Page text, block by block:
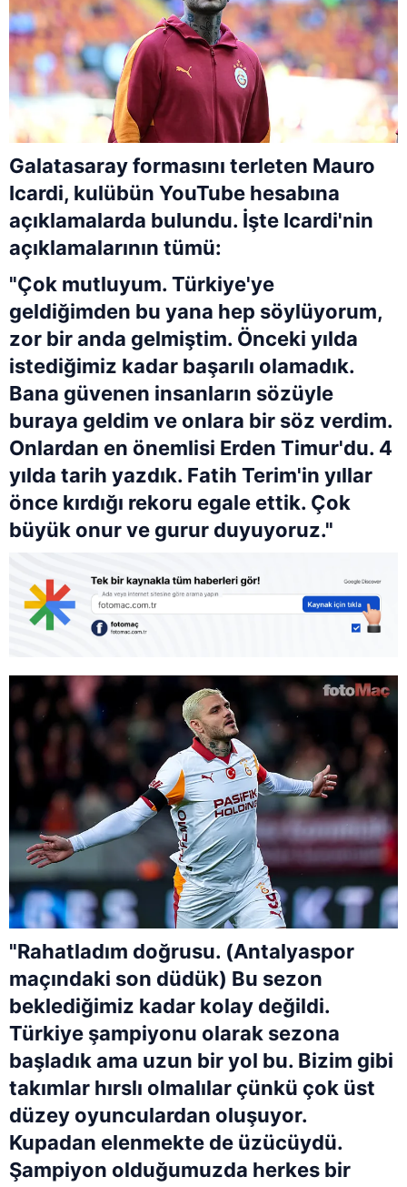
Galatasaray formasını terleten Mauro
Icardi, kulübün YouTube hesabına
açıklamalarda bulundu. İşte Icardi'nin
açıklamalarının tümü:
"Çok mutluyum. Türkiye'ye
geldiğimden bu yana hep söylüyorum,
zor bir anda gelmiştim. Önceki yılda
istediğimiz kadar başarılı olamadık.
Bana güvenen insanların sözüyle
buraya geldim ve onlara bir söz verdim.
Onlardan en önemlisi Erden Timur'du. 4
yılda tarih yazdık. Fatih Terim'in yıllar
önce kırdığı rekoru egale ettik. Çok
büyük onur ve gurur duyuyoruz."
"Rahatladım doğrusu. (Antalyaspor
maçındaki son düdük) Bu sezon
beklediğimiz kadar kolay değildi.
Türkiye şampiyonu olarak sezona
başladık ama uzun bir yol bu. Bizim gibi
takımlar hırslı olmalılar çünkü çok üst
düzey oyunculardan oluşuyor.
Kupadan elenmekte de üzücüydü.
Şampiyon olduğumuzda herkes bir